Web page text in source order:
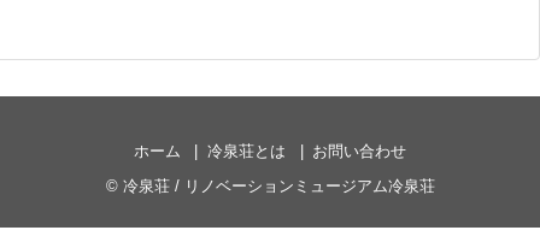
ホーム 冷泉荘とは
お問い合わせ
© 冷泉荘 / リノベーションミュージアム冷泉荘